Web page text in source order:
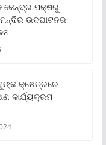
କେନ୍ଦ୍ର ପକ୍ଷରୁ
ଉଦଘାଟନର
କ୍ଷେତ୍ରରେ
କାର୍ଯ୍ୟକ୍ରମ